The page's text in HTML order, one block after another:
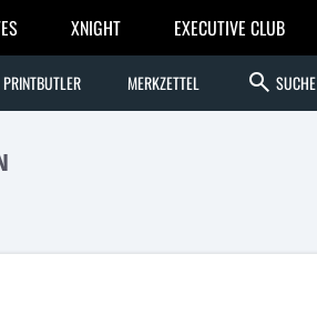
XNIGHT EXECUTIVE CLUB
PRINTBUTLER MERKZETTEL search SUCHE